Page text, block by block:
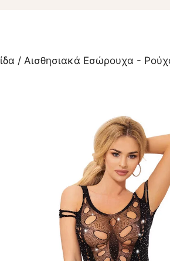
/ Αισθησιακά Εσώρουχα -